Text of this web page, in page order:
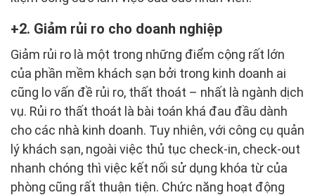
2. Giảm rủi ro cho doanh nghiệp
Giảm rủi ro là một trong những điểm cộng rất lớn
của phần mềm khách sạn bởi trong kinh doanh ai
cũng lo vấn đề rủi ro, thất thoát – nhất là ngành dịch
vụ. Rủi ro thất thoát là bài toán khá đau đầu dành
cho các nhà kinh doanh. Tuy nhiên, với công cụ quản
lý khách sạn, ngoài việc thủ tục check-in, check-out
nhanh chóng thì việc kết nối sử dụng khóa từ của
phòng cũng rất thuận tiện. Chức năng hoạt động